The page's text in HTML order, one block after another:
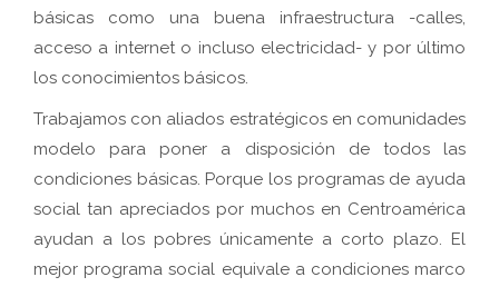
básicas como una buena infraestructura -calles,
acceso a internet o incluso electricidad- y por último
los conocimientos básicos.
Trabajamos con aliados estratégicos en comunidades
modelo para poner a disposición de todos las
condiciones básicas. Porque los programas de ayuda
social tan apreciados por muchos en Centroamérica
ayudan a los pobres únicamente a corto plazo. El
mejor programa social equivale a condiciones marco